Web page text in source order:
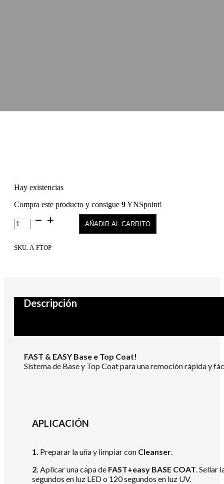
Hay existencias
Compra este producto y consigue 9YNSpoint!
Fast
and
Top
AÑADIR AL CARRITO
SKU: A-FTOP
Descripción
FAST & EASY Base e Top Coat!
Sistema de Base y Top Coat para una remoción rápida y
APLICACIÓN
1. Preparar la uña y limpiar con Cleanser.
2. Aplicar una capa de FAST+easy BASE COAT. Sellar
segundos en luz LED o 120 segundos en luz UV.